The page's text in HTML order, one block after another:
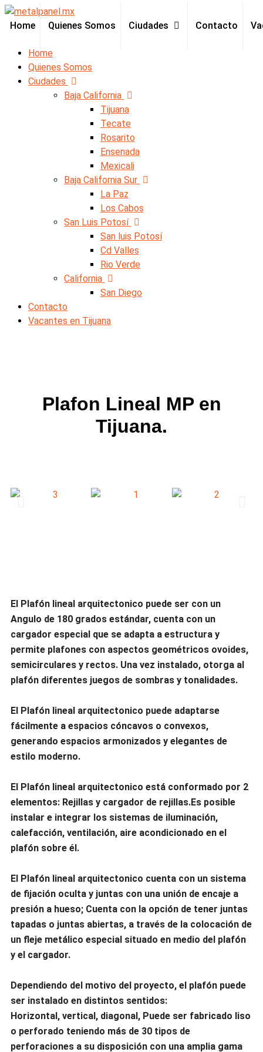
Home Quienes Somos Ciudades Contacto
Home
Quienes Somos
Ciudades
Baja California
Tijuana
Tecate
Rosarito
Ensenada
Mexicali
Baja California Sur
La Paz
Los Cabos
San Luis Potosí
San luis Potosí
Cd Valles
Rio Verde
California
San Diego
Contacto
Vacantes en Tijuana
Plafon Lineal MP en
Tijuana.
El Plafón lineal arquitectonico puede ser con un
Angulo de 180 grados estándar, cuenta con un
cargador especial que se adapta a estructura y
permite plafones con aspectos geométricos ovoides,
semicirculares y rectos. Una vez instalado, otorga al
plafón diferentes juegos de sombras y tonalidades.
El Plafón lineal arquitectonico puede adaptarse
fácilmente a espacios cóncavos o convexos,
generando espacios armonizados y elegantes de
estilo moderno.
El Plafón lineal arquitectonico está conformado por 2
elementos: Rejillas y cargador de rejillas.Es posible
instalar e integrar los sistemas de iluminación,
calefacción, ventilación, aire acondicionado en el
plafón sobre él.
El Plafón lineal arquitectonico cuenta con un sistema
de fijación oculta y juntas con una unión de encaje a
presión a hueso; Cuenta con la opción de tener juntas
tapadas o juntas abiertas, a través de la colocación de
un fleje metálico especial situado en medio del plafón
y el cargador.
Dependiendo del motivo del proyecto, el plafón puede
ser instalado en distintos sentidos:
Horizontal, vertical, diagonal, Puede ser fabricado liso
o perforado teniendo más de 30 tipos de
perforaciones a su disposición con una amplia gama